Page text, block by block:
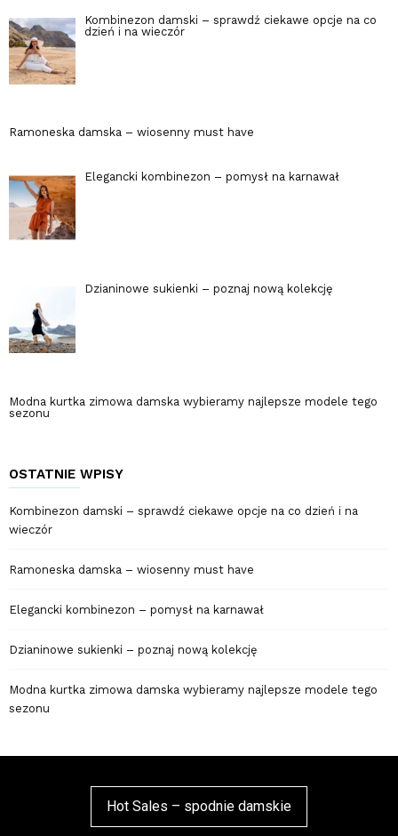
Kombinezon damski – sprawdź ciekawe opcje na co
dzień i na wieczór
Ramoneska damska – wiosenny must have
Elegancki kombinezon – pomysł na karnawał
Dzianinowe sukienki – poznaj nową kolekcję
Modna kurtka zimowa damska wybieramy najlepsze modele tego
sezonu
OSTATNIE WPISY
Kombinezon damski – sprawdź ciekawe opcje na co dzień i na
wieczór
Ramoneska damska – wiosenny must have
Elegancki kombinezon – pomysł na karnawał
Dzianinowe sukienki – poznaj nową kolekcję
Modna kurtka zimowa damska wybieramy najlepsze modele tego
sezonu
Hot Sales – spodnie damskie